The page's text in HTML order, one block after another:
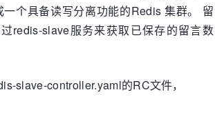
个具备读写分离功能的Redis 集群。 留
redis-slave服务来获取已保存的留言数
slave-controller.yaml的RC文件，